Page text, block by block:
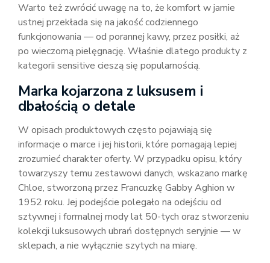
Warto też zwrócić uwagę na to, że komfort w jamie
ustnej przekłada się na jakość codziennego
funkcjonowania — od porannej kawy, przez posiłki, aż
po wieczorną pielęgnację. Właśnie dlatego produkty z
kategorii sensitive cieszą się popularnością.
Marka kojarzona z luksusem i
dbałością o detale
W opisach produktowych często pojawiają się
informacje o marce i jej historii, które pomagają lepiej
zrozumieć charakter oferty. W przypadku opisu, który
towarzyszy temu zestawowi danych, wskazano markę
Chloe, stworzoną przez Francuzkę Gabby Aghion w
1952 roku. Jej podejście polegało na odejściu od
sztywnej i formalnej mody lat 50-tych oraz stworzeniu
kolekcji luksusowych ubrań dostępnych seryjnie — w
sklepach, a nie wyłącznie szytych na miarę.